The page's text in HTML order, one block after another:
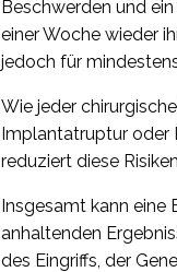
Beschwerden und
einer Woche wieder
jedoch für
Wie jeder
Implantatruptur oder
reduziert diese
Insgesamt kann eine
anhaltenden
des Eingriffs, der